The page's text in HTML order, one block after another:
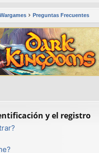
Preguntas Frecuentes
y el registro